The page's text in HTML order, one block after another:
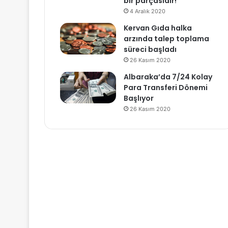
4 Aralık 2020
Kervan Gıda halka
arzında talep toplama
süreci başladı
26 Kasım 2020
Albaraka’da 7/24 Kolay
Para Transferi Dönemi
Başlıyor
26 Kasım 2020